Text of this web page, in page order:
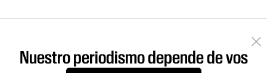
Nuestro periodismo depende de vos